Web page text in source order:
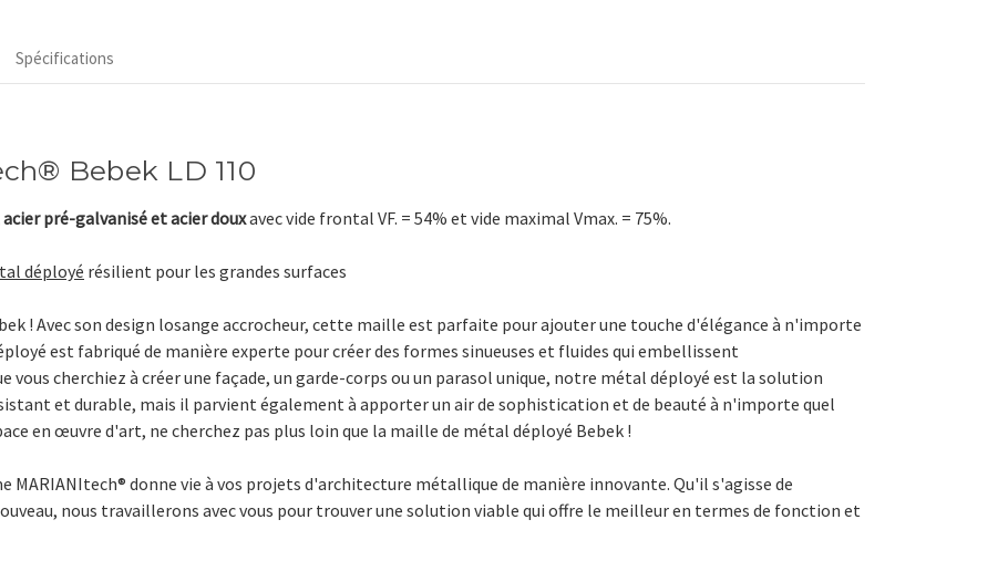
Spécifications
Bebek LD 110
pré-galvanisé et acier douxavec vide frontal VF. = 54% et vide maximal Vmax. = 75%.
déployé résilient pour les grandes surfaces
! Avec son design losange accrocheur, cette maille est parfaite pour ajouter une touche d'élégance à n'importe
est fabriqué de manière experte pour créer des formes sinueuses et fluides qui embellissent
cherchiez à créer une façade, un garde-corps ou un parasol unique, notre métal déployé est la solution
et durable, mais il parvient également à apporter un air de sophistication et de beauté à n'importe quel
en œuvre d'art, ne cherchez pas plus loin que la maille de métal déployé Bebek !
MARIANItech® donne vie à vos projets d'architecture métallique de manière innovante. Qu'il s'agisse de
nous travaillerons avec vous pour trouver une solution viable qui offre le meilleur en termes de fonction et